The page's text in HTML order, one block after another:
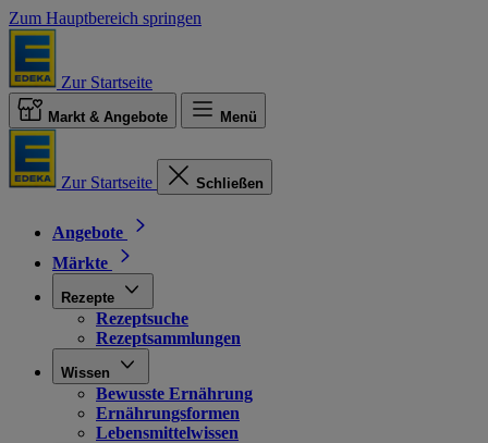
Zum Hauptbereich springen
Zur Startseite
Markt & Angebote Menü
Zur Startseite Schließen
Angebote
Märkte
Rezepte
Rezeptsuche
Rezeptsammlungen
Wissen
Bewusste Ernährung
Ernährungsformen
Lebensmittelwissen